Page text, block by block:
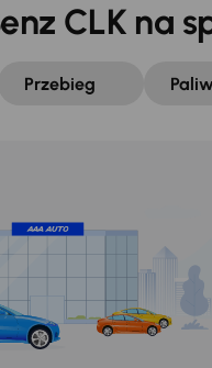
CLK na
Przebieg